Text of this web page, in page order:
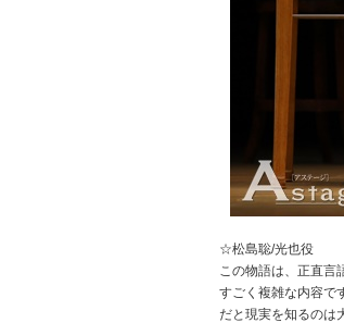
☆松島聡/光也役
この物語は、正直言
すごく複雑な内容で
だと現実を知るのは